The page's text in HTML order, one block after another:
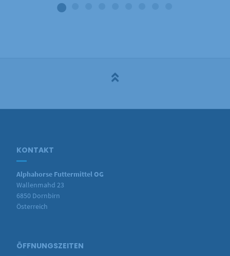
KONTAKT
Alphahorse Futtermittel OG
Wallenmahd 23
6850 Dornbirn
Österreich
ÖFFNUNGSZEITEN